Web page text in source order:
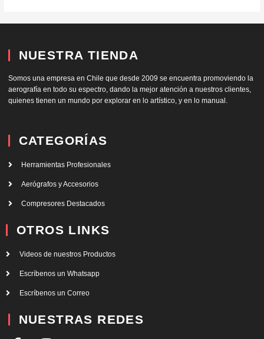
NUESTRA TIENDA
Somos una empresa en Chile que desde 2009 se encuentra promoviendo la
aerografía en todo su espectro, dando la mejor atención a nuestros clientes,
quienes tienen un mundo por explorar en lo artístico, y en lo manual.
CATEGORÍAS
Herramientas Profesionales
Aerógrafos y Accesorios
Compresores Destacados
OTROS LINKS
Videos de nuestros Productos
Escríbenos un Whatsapp
Escríbenos un Correo
NUESTRAS REDES